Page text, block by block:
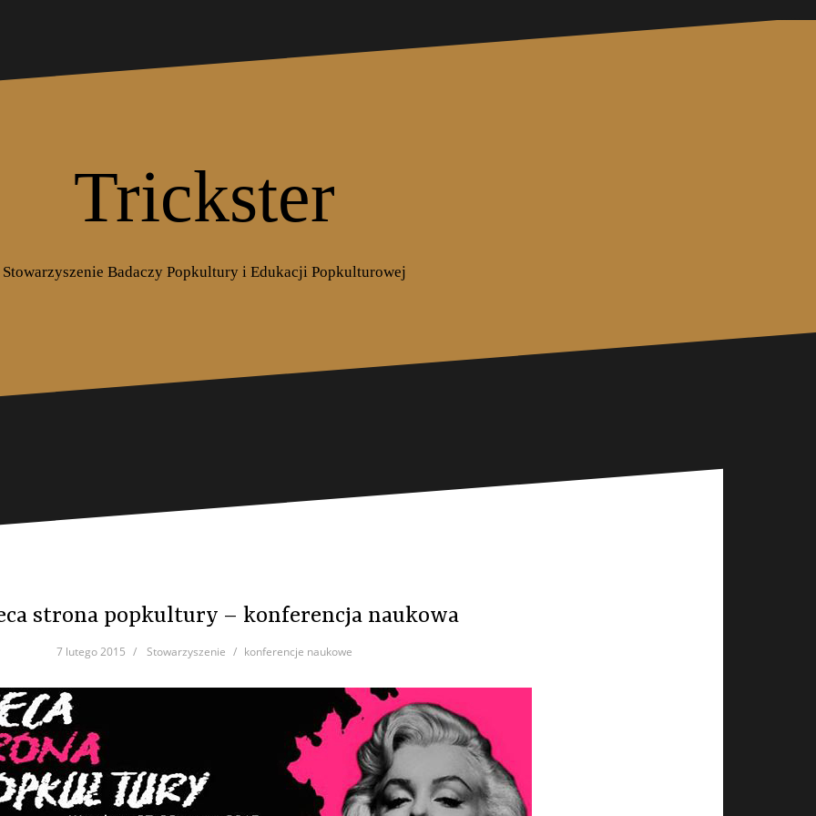
Trickster
Stowarzyszenie Badaczy Popkultury i Edukacji Popkulturowej
strona popkultury – konferencja naukowa
7 lutego 2015 Stowarzyszenie konferencje naukowe